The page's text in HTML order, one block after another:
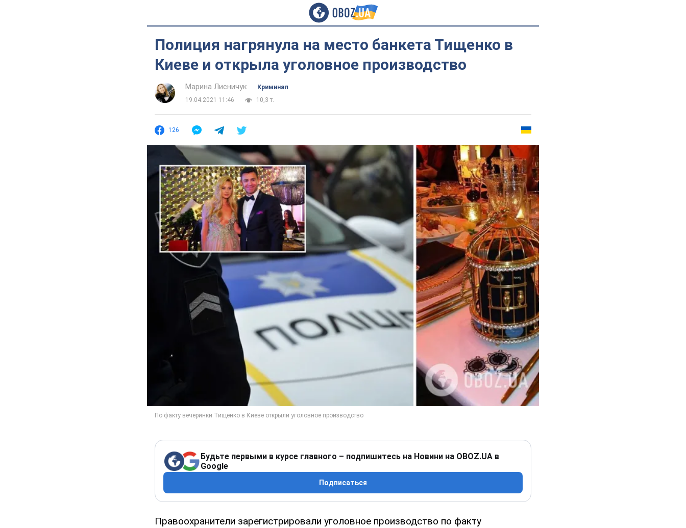
Полиция нагрянула на место банкета Тищенко в
Киеве и открыла уголовное производство
Марина Лисничук
Криминал
19.04.2021 11:46
10,3 т.
126
Будьте первыми в курсе главного – подпишитесь на Новини на OBOZ.UA в
Google
Подписаться
Правоохранители зарегистрировали уголовное производство по факту